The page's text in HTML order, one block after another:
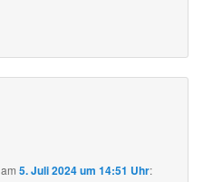
am5. Juli 2024 um 14:51 Uhr: